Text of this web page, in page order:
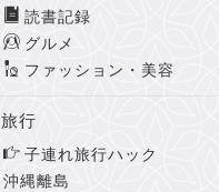
読書記録
グルメ
ファッション・美容
旅行
子連れ旅行ハック
沖縄離島